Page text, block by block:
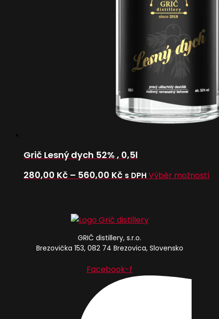
Grič Lesný dych 52% , 0,5l
280,00 Kč – 560,00 Kč Rozpětí
až
560,00 Kč
s DPH Výběr možností
GRIČ distillery, s.r.o.
Brezovička 153, 082 74 Brezovica, Slovensko
Facebook-f